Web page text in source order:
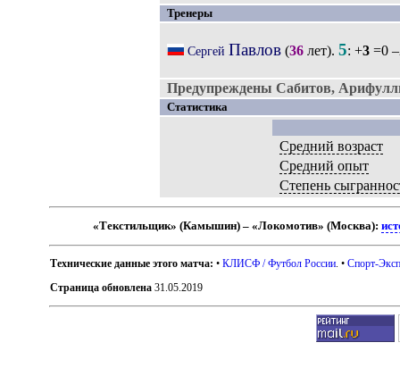
Тренеры
Сергей Павлов(36лет). 5: +3=0
Предупреждены Сабитов,
Статистика
Средний возраст
Средний опыт
Степень
«Текстильщик» (Камышин) – «Локомотив» (Москва):
Технические данные этого матча: •КЛИСФ / Футбол России . •Спорт-
Страница обновлена 31.05.2019